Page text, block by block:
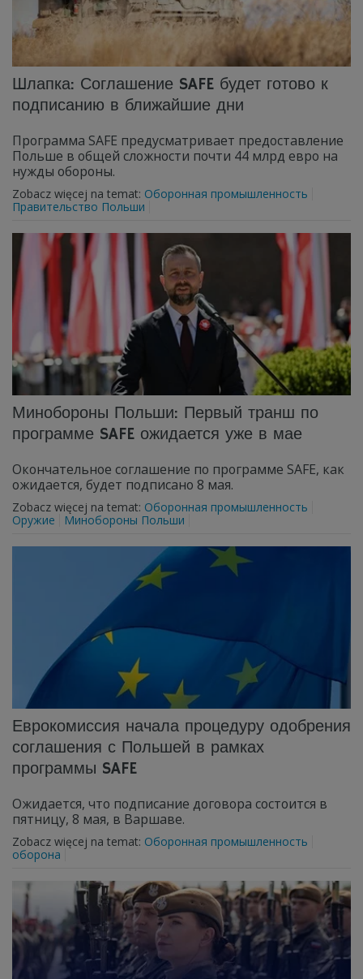
Шлапка: Соглашение SAFE будет готово к
подписанию в ближайшие дни
Программа SAFE предусматривает предоставление
Польше в общей сложности почти 44 млрд евро на
нужды обороны.
Zobacz więcej na temat: Оборонная промышленность
Правительство Польши
Минобороны Польши: Первый транш по
программе SAFE ожидается уже в мае
Окончательное соглашение по программе SAFE, как
ожидается, будет подписано 8 мая.
Zobacz więcej na temat: Оборонная промышленность
Оружие
Минобороны Польши
Еврокомиссия начала процедуру одобрения
соглашения с Польшей в рамках
программы SAFE
Ожидается, что подписание договора состоится в
пятницу, 8 мая, в Варшаве.
Zobacz więcej na temat: Оборонная промышленность
оборона